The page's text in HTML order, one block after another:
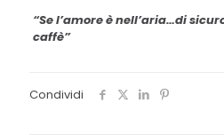
“Se l’amore è nell’aria…di
caffè”
Condividi